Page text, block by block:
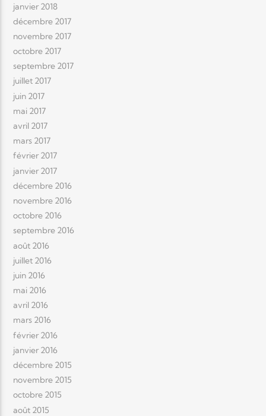
janvier 2018
décembre 2017
novembre 2017
octobre 2017
septembre 2017
juillet 2017
juin 2017
mai 2017
avril 2017
mars 2017
février 2017
janvier 2017
décembre 2016
novembre 2016
octobre 2016
septembre 2016
août 2016
juillet 2016
juin 2016
mai 2016
avril 2016
mars 2016
février 2016
janvier 2016
décembre 2015
novembre 2015
octobre 2015
août 2015